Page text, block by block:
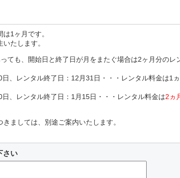
1ヶ月です。
いたします。
ても、開始日と終了日が月をまたぐ場合は2ヶ月分のレ
、レンタル終了日：12月31日・・・レンタル料金は1ヵ
、レンタル終了日：1月15日・・・レンタル料金は2ヵ
ましては、別途ご案内いたします。
さい